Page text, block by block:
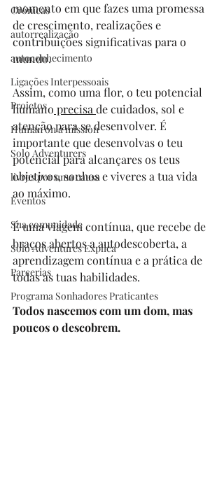
Crónicas
autorrealização
autoconhecimento
Ligações Interpessoais
Projetos
Human on a mission
Solo Adventurers
livros por uma causa
Eventos
Sua comunidade
Solo Adventures Explica
Parcerias
Programa Sonhadores Praticantes
momento em que fazes uma promessa
de crescimento, realizações e
contribuições significativas para o
mundo.
Assim, como uma flor, o teu potencial
humano precisa de cuidados, sol e
atenção para se desenvolver. É
importante que desenvolvas o teu
potencial para alcançares os teus
objetivos, sonhos e viveres a tua vida
ao máximo.
É uma viagem contínua, que recebe de
braços abertos a autodescoberta, a
aprendizagem contínua e a prática de
todas as tuas habilidades.
Todos nascemos com um dom, mas
poucos o descobrem.